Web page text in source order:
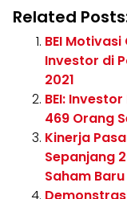
Related
BEI
Investor di
2021
BEI:
469 Orang
Kinerja
Sepanjang
Saham Baru